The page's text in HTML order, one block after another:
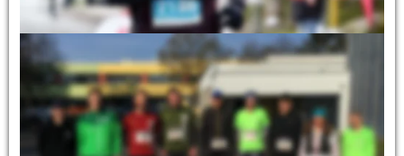
44. Wintersteinlauf in Friedberg
13. März 2022
Die Ergebnisse im 30 und 42,195 km Lauf unserer
Läufer*Innen können sich sehen lassen: